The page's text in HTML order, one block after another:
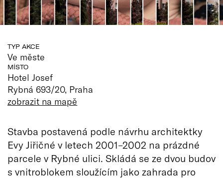
TYP AKCE
Ve měste
MÍSTO
Hotel Josef
Rybná 693/20, Praha
zobrazit na mapě
Stavba postavená podle návrhu architektky
Evy Jiřičné v letech 2001–2002 na prázdné
parcele v Rybné ulici. Skládá se ze dvou budov
s vnitroblokem sloužícím jako zahrada pro